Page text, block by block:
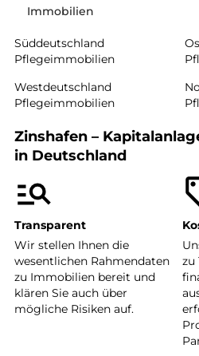
Immobilien
Süddeutschland
Pflegeimmobilien
Westdeutschland
Pflegeimmobilien
Zinshafen –
in Deutschland
Transparent
Wir stellen Ihnen die
wesentlichen Rahmendaten
zu Immobilien bereit und
klären Sie auch über
mögliche Risiken auf.
zu